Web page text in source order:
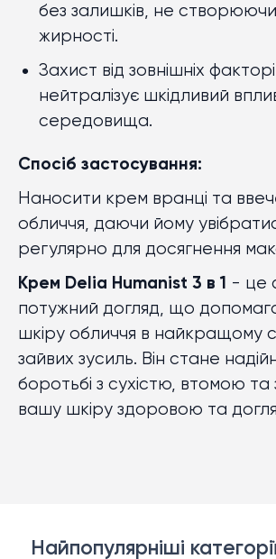
без залишків, не створюючи
жирності.
Захист від зовнішніх
нейтралізує шкідливий
середовища.
Спосіб застосування:
Наносити крем вранці та
обличчя, даючи йому
регулярно для досягнення
Крем Delia Humanist 3 в 1 - це
потужний догляд, що
шкіру обличчя в найкращому
зайвих зусиль. Він стане
боротьбі з сухістю, втомою
вашу шкіру здоровою та
Найпопулярніші